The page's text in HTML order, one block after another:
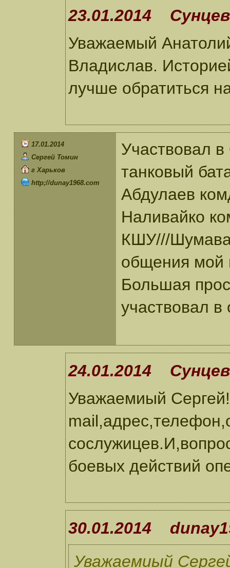
23.01.2014
Уважаемый
Владислав.
лучше обратиться
17.01.2014
Сергей Томин
г Харьков
http;//dunay1968.com
Участвовал
танковый
Абдулаев
Наливайко
КШУ///
общения мой
Большая
участвовал
24.01.2014
Уважаемиый
боевых действий
30.01.2014
Уважаемиый